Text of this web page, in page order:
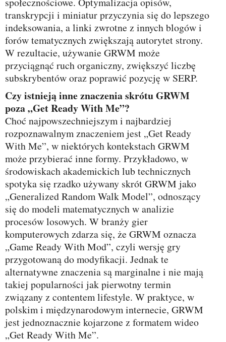
transkrypcji i miniatur przyczynia się do lepszego
indeksowania, a linki zwrotne z innych blogów i
forów tematycznych zwiększają autorytet strony.
W rezultacie, używanie GRWM może
przyciągnąć ruch organiczny, zwiększyć liczbę
subskrybentów oraz poprawić pozycję w SERP.
Czy istnieją inne znaczenia skrótu GRWM
poza „Get Ready With Me”?
Choć najpowszechniejszym i najbardziej
rozpoznawalnym znaczeniem jest „Get Ready
With Me”, w niektórych kontekstach GRWM
może przybierać inne formy. Przykładowo, w
środowiskach akademickich lub technicznych
spotyka się rzadko używany skrót GRWM jako
„Generalized Random Walk Model”, odnoszący
się do modeli matematycznych w analizie
procesów losowych. W branży gier
komputerowych zdarza się, że GRWM oznacza
„Game Ready With Mod”, czyli wersję gry
przygotowaną do modyfikacji. Jednak te
alternatywne znaczenia są marginalne i nie mają
takiej popularności jak pierwotny termin
związany z contentem lifestyle. W praktyce, w
polskim i międzynarodowym internecie, GRWM
jest jednoznacznie kojarzone z formatem wideo
„Get Ready With Me”.